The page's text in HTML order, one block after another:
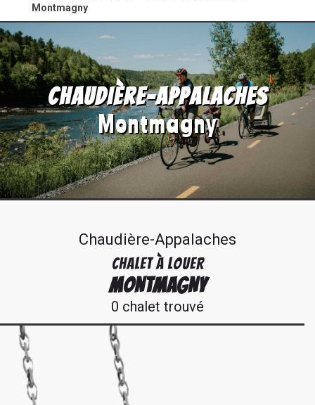
Montmagny
Chaudière-Appalaches
Montmagny
Chaudière-Appalaches
CHALET À LOUER
MONTMAGNY
0 chalet trouvé